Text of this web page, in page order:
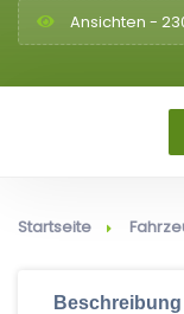
Ansichten -
Startseite
Beschreibung